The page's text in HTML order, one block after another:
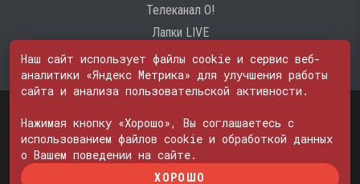
Телеканал О!
Лапки LIVE
№ ФС 77 - 74600
© 2000—2026. Редакция телеканала «ПОБЕДА». Все права на любые
материалы, опубликованные на сайте, защищены. Любое
использование материалов возможно только с согласия Редакции
телеканала.
Наш сайт использует файлы cookie и сервис веб-
аналитики «Яндекс Метрика» для улучшения работы
сайта и анализа пользовательской активности.
Нажимая кнопку «Хорошо», Вы соглашаетесь с
использованием файлов cookie и обработкой данных
о Вашем поведении на сайте.
ХОРОШО